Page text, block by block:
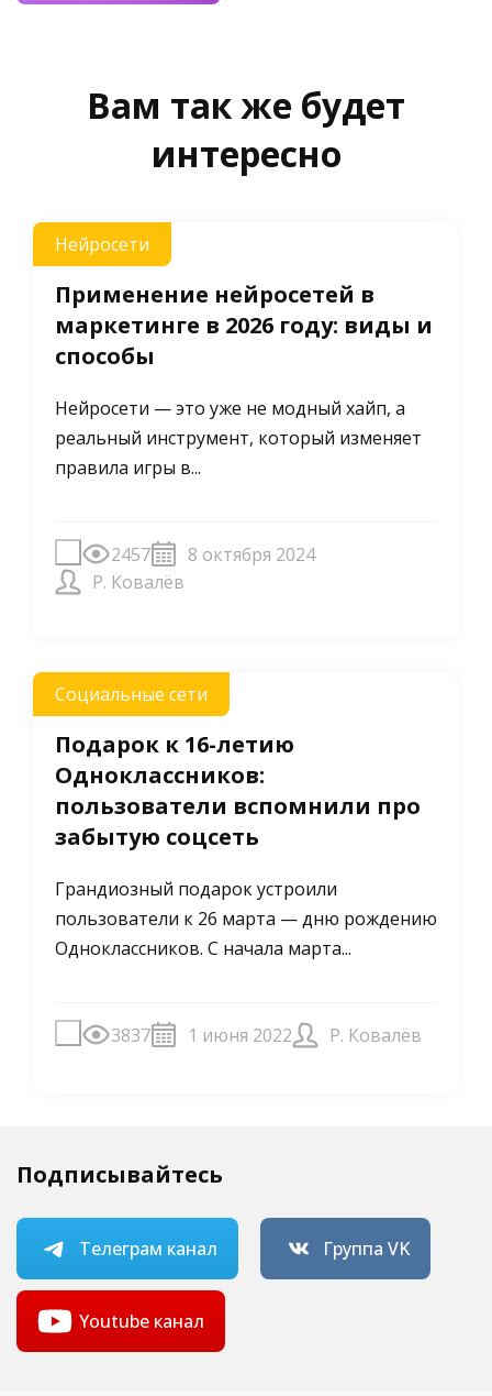
Вам так же будет
интересно
Нейросети
Применение нейросетей в
маркетинге в 2026 году: виды и
способы
Нейросети — это уже не модный хайп, а
реальный инструмент, который изменяет
правила игры в...
2457
8 октября 2024
Р. Ковалёв
Социальные сети
Подарок к 16-летию
Одноклассников:
пользователи вспомнили про
забытую соцсеть
Грандиозный подарок устроили
пользователи к 26 марта — дню рождению
Одноклассников. С начала марта...
3837 1 июня 2022 Р. Ковалёв
Подписывайтесь
Телеграм канал Группа VK
Youtube канал